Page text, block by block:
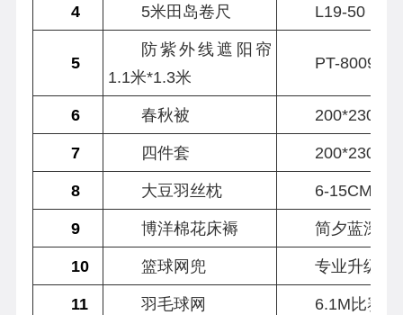
4
5米田岛卷尺 L19-50
5
防紫外线遮阳帘
1.1米*1.3米
PT-80090
6 春秋被
200*230
7
四件套
200*230
8
大豆羽丝枕
6-15CM
9
博洋棉花床褥
简夕蓝深睡
10
篮球网兜
专业升级耐
11
羽毛球网
6.1M比赛款